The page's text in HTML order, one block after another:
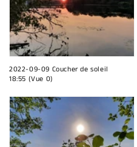
2022-09-09 Coucher de soleil
18:55 (Vue 0)